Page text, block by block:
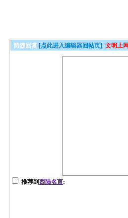
简捷回复 [点此进入编辑器回帖页] 文明上
推荐到西陆名言: